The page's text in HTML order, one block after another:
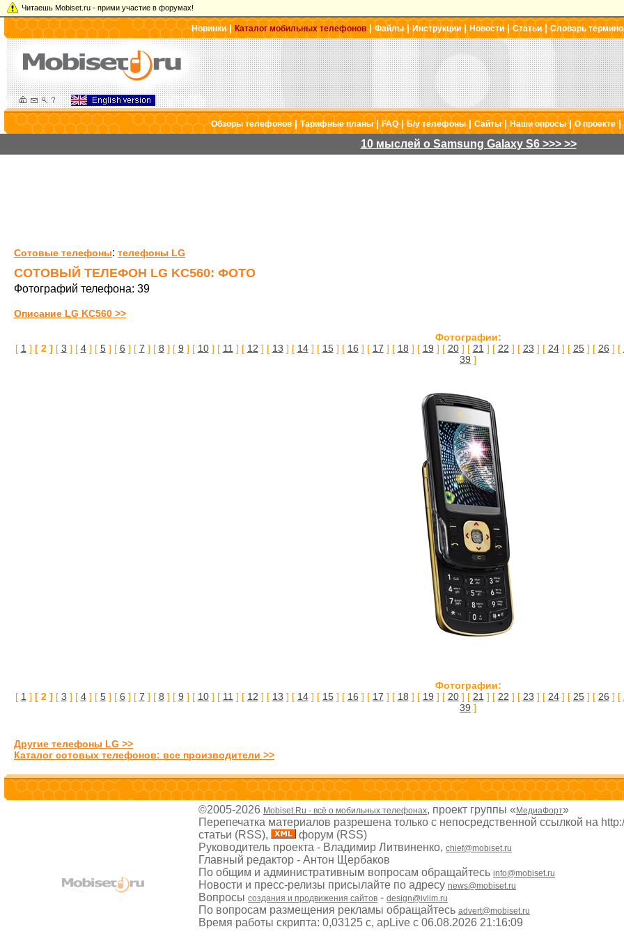
Читаешь Mobiset.ru - прими участие в форумах!
Новинки|Каталог мобильных телефонов|Файлы|Инструкции| Новости|Статьи|Словарь
Обзоры телефонов|Тарифные планы|FAQ|Б/у телефоны| Сайты|Наши опросы|О проекте|
10 мыслей о Samsung Galaxy S6 >>> >>
Сотовые телефоны: телефоны LG
СОТОВЫЙ ТЕЛЕФОН LG KC560: ФОТО
Фотографий телефона: 39
Описание LG KC560 >>
Фотографии:
[ 1 ] [ 2 ] [ 3 ] [ 4] [ 5] [ 6 ] [ 7 ] [ 8 ] [ 9 ] [ 10] [ 11 ] [ 12 ] [ 13 ] [ 14] [ 15] [ 16 ] [ 17 ] [ 18 ] [ 19 ] [ 20] [ 21 ] [ 22 ] [ 23 ] [ 24] [ 25] [ 26 ] [
39 ]
Фотографии:
[ 1 ] [ 2 ] [ 3 ] [ 4] [ 5] [ 6 ] [ 7 ] [ 8 ] [ 9 ] [ 10] [ 11 ] [ 12 ] [ 13 ] [ 14] [ 15] [ 16 ] [ 17 ] [ 18 ] [ 19 ] [ 20] [ 21 ] [ 22 ] [ 23 ] [ 24] [ 25] [ 26 ] [
39 ]
Другие телефоны LG >>
Каталог сотовых телефонов: все производители >>
©2005-2026 Mobiset.Ru - всё о мобильных телефонах, проект группы « МедиаФорт»
Перепечатка материалов разрешена только с непосредственной ссылкой на
статьи (RSS),
форум (RSS)
Руководитель проекта - Владимир Литвиненко, chief@mobiset.ru
Главный редактор - Антон Щербаков
По общим и административным вопросам обращайтесь info@mobiset.ru
Новости и пресс-релизы присылайте по адресу news@mobiset.ru
Вопросы создания и продвижения сайтов - design@ivlim.ru
По вопросам размещения рекламы обращайтесь advert@mobiset.ru
Время работы скрипта: 0,03125 с, apLive c 06.08.2026 21:16:09